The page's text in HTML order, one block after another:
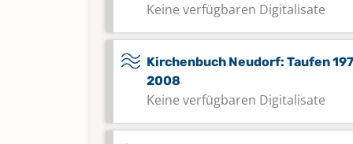
Keine verfügbaren Digitalisate
Kirchenbuch Neudorf: Taufen
2008
Keine verfügbaren Digitalisate